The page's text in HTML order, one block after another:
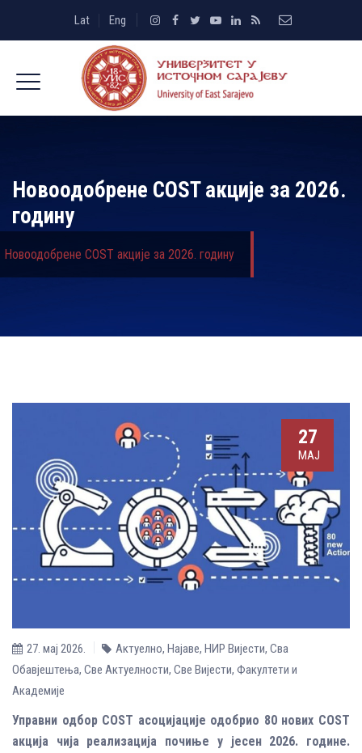
Lat Eng
Новоодобрене COST акције за 2026.
годину
Новоодобрене COST акције за 2026. годину
27
МАЈ
27. мај 2026. Актуелно, Најаве, НИР Вијести, Сва
Обавјештења, Све Aктуелности, Све Вијести, Факултети и
Академије
Управни одбор COST асоцијације одобрио 80 нових COST
акција чија реализација почиње у јесен 2026. године.